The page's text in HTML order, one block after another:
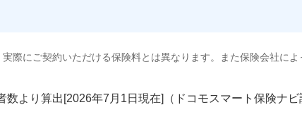
際にご契約いただける保険料とは異なります。また保険会社に
数より算出[ 年 月 日現在]（ドコモスマート保険ナビ